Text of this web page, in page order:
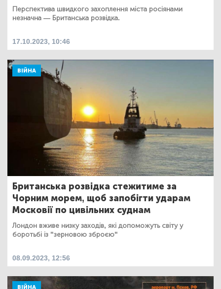
Перспектива швидкого захоплення міста росіянами
незначна — Британська розвідка.
17.10.2023, 10:46
ВІЙНА
Британська розвідка стежитиме за
Чорним морем, щоб запобігти ударам
Московії по цивільних суднам
Лондон вживе низку заходів, які допоможуть світу у
боротьбі із "зерновою зброєю"
08.09.2023, 12:56
ВІЙНА